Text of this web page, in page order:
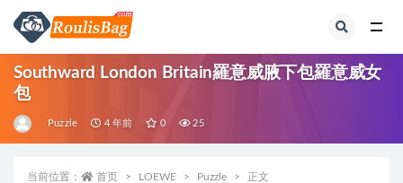
Southward London Britain羅意威腋下包羅意威女
包
Puzzle 4 年前 0 25
当前位置： 首页 LOEWE Puzzle 正文